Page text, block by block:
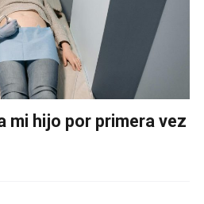
mi hijo por primera vez